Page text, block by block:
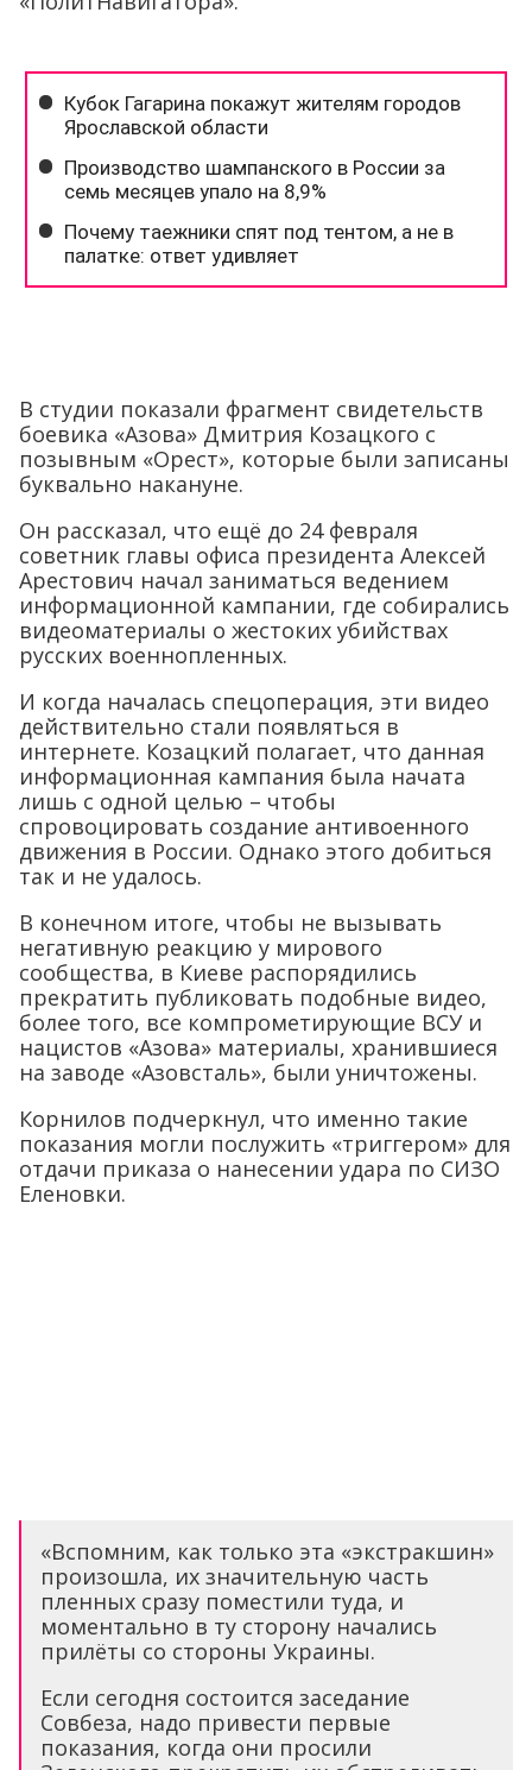
В студии показали фрагмент свидетельств
Он рассказал, что ещё до 24 февраля
советник главы офиса президента Алексей
Арестович начал заниматься ведением
информационной кампании, где собирались
видеоматериалы о жестоких убийствах
русских военнопленных.
И когда началась спецоперация, эти видео
действительно стали появляться в
интернете. Козацкий полагает, что данная
информационная кампания была начата
лишь с одной целью – чтобы
спровоцировать создание антивоенного
движения в России. Однако этого добиться
так и не удалось.
В конечном итоге, чтобы не вызывать
негативную реакцию у мирового
сообщества, в Киеве распорядились
прекратить публиковать подобные видео,
более того, все компрометирующие ВСУ и
нацистов «Азова» материалы, хранившиеся
на заводе «Азовсталь», были уничтожены.
Корнилов подчеркнул, что именно такие
показания могли послужить «триггером» для
отдачи приказа о нанесении удара по СИЗО
Еленовки.
прилёты со стороны Украины.
Если сегодня состоится заседание
Совбеза, надо привести первые
показания, когда они просили
Зеленского прекратить их обстреливать.
Очень важно, чтоб установить
виновного и почему всё это делалось. И
конечно, нужно оперативно показать
материалы первых шагов следствия, в